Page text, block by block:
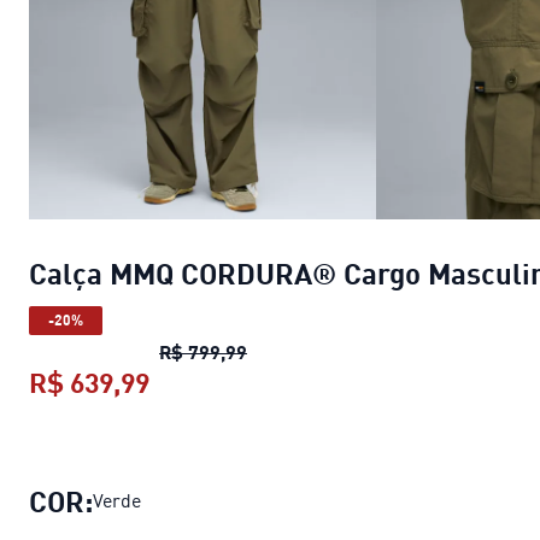
Calça MMQ CORDURA® Cargo
-20%
R$ 799,99Calça MMQ CORDURA® Cargo
R$ 639,99
COR:Verde